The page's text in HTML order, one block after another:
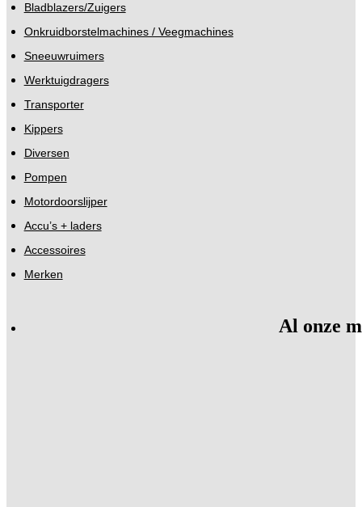
Bladblazers/Zuigers
Onkruidborstelmachines / Veegmachines
Sneeuwruimers
Werktuigdragers
Transporter
Kippers
Diversen
Pompen
Motordoorslijper
Accu’s + laders
Accessoires
Merken
Al onze